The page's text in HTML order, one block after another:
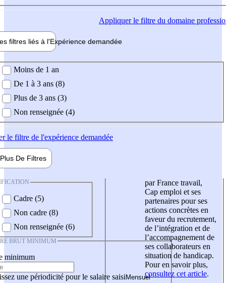
Appliquerle filtre du domaine
filtres liés à l'Expérience demandée
demandée
Moins de 1 an
De 1 à 3 ans (8)
Plus de 3 ans (3)
Non renseignée (4)
le filtre de l'expérience demandée
Plus De Filtres
Cadre (5)
Non cadre (8)
Non renseignée (6)
BRUT MINIMUM
minimum
une périodicité pour le salaire saisi
par France travail,
Cap emploi et ses
partenaires pour ses
actions concrètes en
faveur du recrutement,
de l’intégration et de
l’accompagnement de
ses collaborateurs en
situation de handicap.
Pour en savoir plus,
consultez cet article.